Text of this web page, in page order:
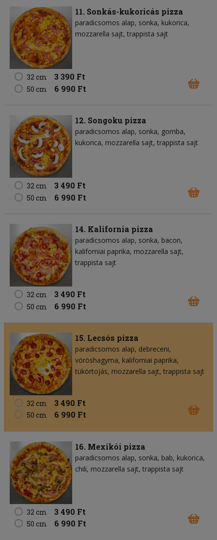
11. Sonkás-kukoricás pizza
paradicsomos alap sonka kukorica
mozzarella sajt trappista sajt
32 cm 3 390 Ft
50 cm 6 990 Ft
12. Songoku pizza
paradicsomos alap sonka gomba
kukorica mozzarella sajt trappista sajt
32 cm 3 490 Ft
50 cm 6 990 Ft
14. Kalifornia pizza
paradicsomos alap sonka bacon
kaliforniai paprika mozzarella sajt
trappista sajt
32 cm 3 490 Ft
50 cm 6 990 Ft
15. Lecsós pizza
paradicsomos alap debreceni
vöröshagyma kaliforniai paprika
tükörtojás mozzarella sajt trappista sajt
32 cm 3 490 Ft
50 cm 6 990 Ft
16. Mexikói pizza
paradicsomos alap sonka bab kukorica
chili mozzarella sajt trappista sajt
32 cm 3 490 Ft
50 cm 6 990 Ft